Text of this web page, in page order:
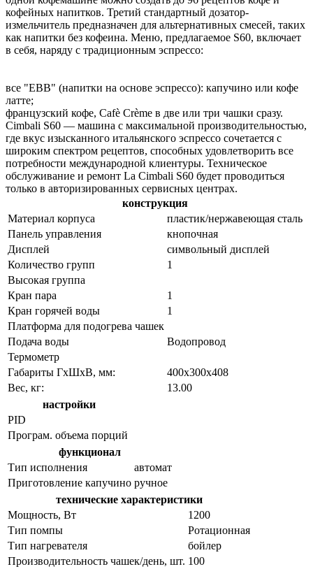
кофейных напитков. Третий стандартный дозатор-
измельчитель предназначен для альтернативных смесей, таких
как напитки без кофеина. Меню, предлагаемое S60, включает
в себя, наряду с традиционным эспрессо:
все "EBB" (напитки на основе эспрессо): капучино или кофе
латте;
французский кофе, Cafè Crème в две или три чашки сразу.
Cimbali S60 — машина с максимальной производительностью,
где вкус изысканного итальянского эспрессо сочетается с
широким спектром рецептов, способных удовлетворить все
потребности международной клиентуры. Техническое
обслуживание и ремонт La Cimbali S60 будет проводиться
только в авторизированных сервисных центрах.
конструкция
Материал корпуса
пластик/нержавеющая сталь
Панель управления
кнопочная
Дисплей
символьный дисплей
Количество групп
1
Высокая группа
Кран пара
1
Кран горячей воды
1
Платформа для подогрева чашек
Подача воды
Водопровод
Термометр
Габариты ГхШхВ, мм:
400х300х408
Вес, кг:
13.00
настройки
PID
Програм. объема порций
функционал
Тип исполнения
автомат
Приготовление капучино ручное
технические характеристики
Мощность, Вт
1200
Тип помпы
Ротационная
Тип нагревателя
бойлер
Производительность чашек/день, шт. 100